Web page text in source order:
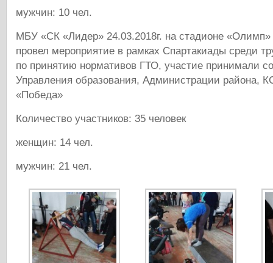
мужчин: 10 чел.
МБУ «СК «Лидер» 24.03.2018г. на стадионе «Олимп»
провел мероприятие в рамках Спартакиады среди
по принятию нормативов ГТО, участие принимали
Управления образования, Администрации района,
«Победа»
Количество участников: 35 человек
женщин: 14 чел.
мужчин: 21 чел.